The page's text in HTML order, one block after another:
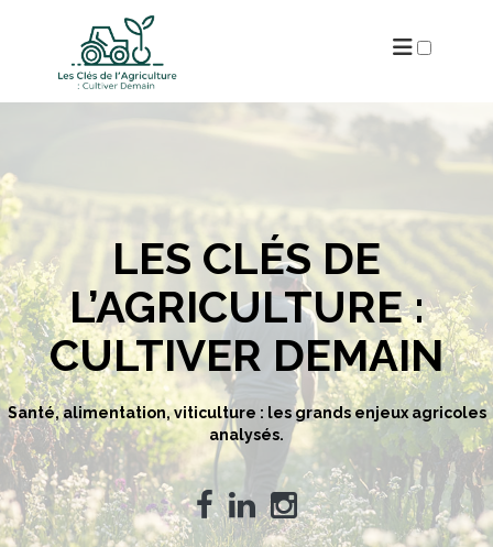
LES CLÉS DE
L’AGRICULTURE :
CULTIVER DEMAIN
Santé, alimentation, viticulture : les grands enjeux agricoles
analysés.